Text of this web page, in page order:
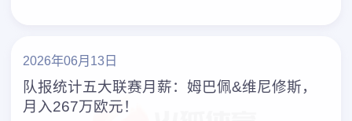
2026年06月13日
队报统计五大联赛月薪：姆巴佩&维尼修斯，
月入267万欧元！